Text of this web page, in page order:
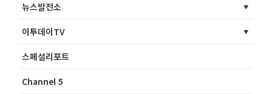
뉴스발전소
이투데이TV
스페셜리포트
Channel 5